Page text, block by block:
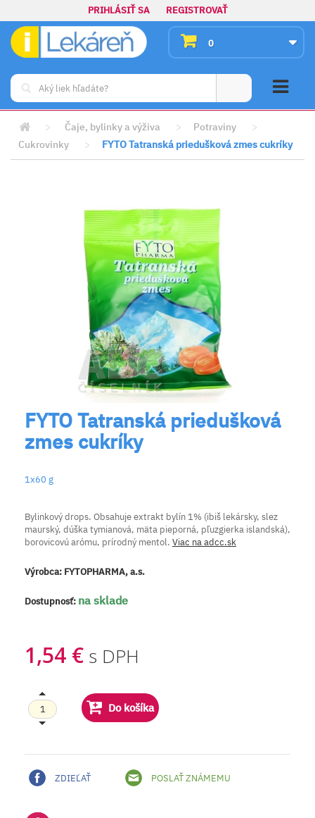
PRIHLÁSIŤ SA REGISTROVAŤ
0
> Čaje, bylinky a výživa > Potraviny
>
Cukrovinky
> FYTO Tatranská priedušková zmes cukríky
FYTO Tatranská priedušková
zmes cukríky
1x60 g
Bylinkový drops. Obsahuje extrakt bylín 1% (ibiš lekársky, slez
maurský, dúška tymianová, mäta pieporná, pľuzgierka islandská),
borovicovú arómu, prírodný mentol. Viac na adcc.sk
Výrobca: FYTOPHARMA, a.s.
Dostupnosť: na sklade
1,54 € s DPH
Do košíka
ZDIEĽAŤ POSLAŤ ZNÁMEMU